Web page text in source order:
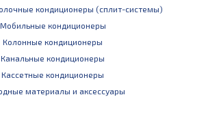
кондиционеры (сплит-системы)
Мобильные кондиционеры
Колонные кондиционеры
Канальные кондиционеры
Кассетные кондиционеры
материалы и аксессуары